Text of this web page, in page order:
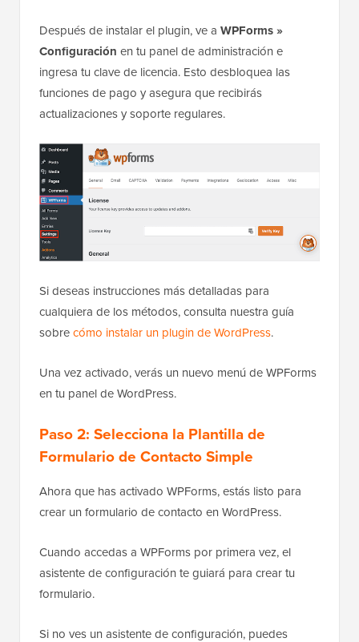
Después de instalar el plugin, ve a WPForms »
Configuración en tu panel de administración e
ingresa tu clave de licencia. Esto desbloquea las
funciones de pago y asegura que recibirás
actualizaciones y soporte regulares.
Si deseas instrucciones más detalladas para
cualquiera de los métodos, consulta nuestra guía
sobrecómo instalar un plugin de WordPress.
Una vez activado, verás un nuevo menú de WPForms
en tu panel de WordPress.
Paso 2: Selecciona la Plantilla de
Formulario de Contacto Simple
Ahora que has activado WPForms, estás listo para
crear un formulario de contacto en WordPress.
Cuando accedas a WPForms por primera vez, el
asistente de configuración te guiará para crear tu
formulario.
Si no ves un asistente de configuración, puedes